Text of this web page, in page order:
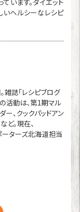
いヘルシーなレシピ
誌「レシピブログ
活動は、第1期マル
、クックパッドアン
ど。現在、
ーターズ北海道担当